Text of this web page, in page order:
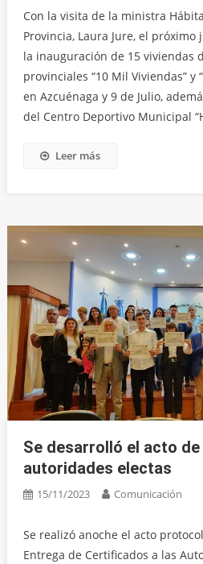
Con la visita de la ministra
Provincia, Laura Jure, el próximo
la inauguración de 15 viviendas
provinciales “10 Mil Viviendas” y
en Azcuénaga y 9 de Julio,
del Centro Deportivo Municipal
Leer más
Se desarrolló el acto
autoridades electas
15/11/2023 Comunicación
Se realizó anoche el acto
Entrega de Certificados a las